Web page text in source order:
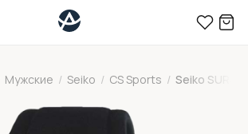
Мужские / Seiko / CS Sports / Seiko